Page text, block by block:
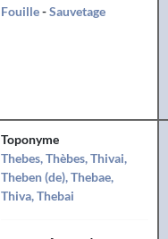
Fouille-Sauvetage
Toponyme
Thebes, Thèbes, Thivai,
Theben (de), Thebae,
Thiva, Thebai